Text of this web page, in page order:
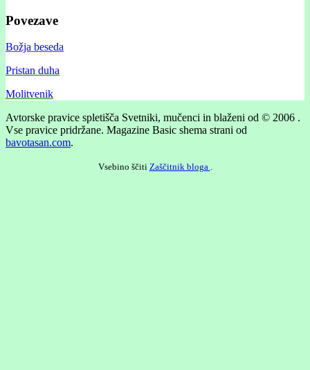
Povezave
Božja beseda
Pristan duha
Molitvenik
Avtorske pravice spletišča Svetniki, mučenci in blaženi od © 2006 .
Vse pravice pridržane. Magazine Basic shema strani od
bavotasan.com.
Vsebino ščiti Zaščitnik bloga .